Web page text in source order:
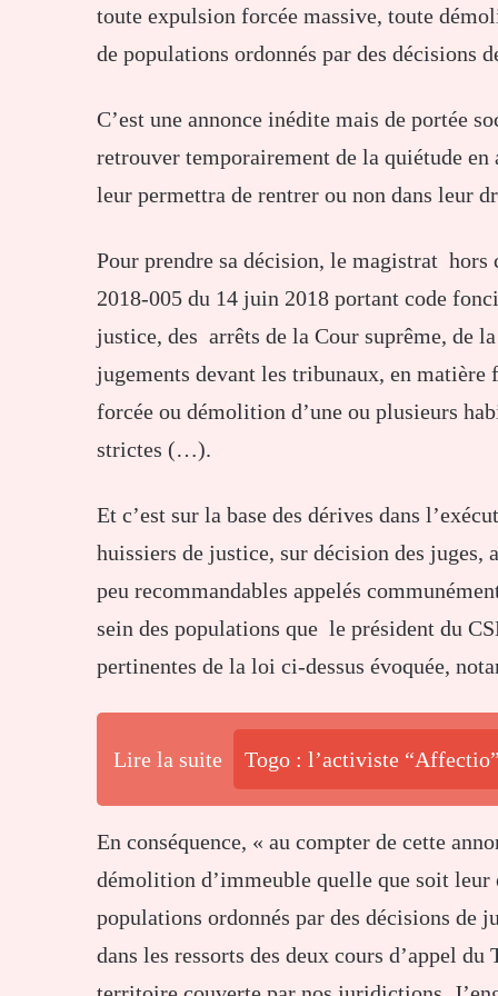
toute expulsion forcée massive, toute
de populations ordonnés par des décisions
C’est une annonce inédite mais de portée
retrouver temporairement de la quiétude
leur permettra de rentrer ou non dans leur
Pour prendre sa décision, le magistrat
2018-005 du 14 juin 2018 portant code
justice, des arrêts de la Cour suprême, de
jugements devant les tribunaux, en
forcée ou démolition d’une ou plusieurs
strictes (…).
Et c’est sur la base des dérives dans
huissiers de justice, sur décision des
peu recommandables appelés
sein des populations que le président du
pertinentes de la loi ci-dessus évoquée,
Lire la suite Togo : l’activiste
En conséquence, « au compter de cette
démolition d’immeuble quelle que soit leur
populations ordonnés par des décisions de
dans les ressorts des deux cours d’appel